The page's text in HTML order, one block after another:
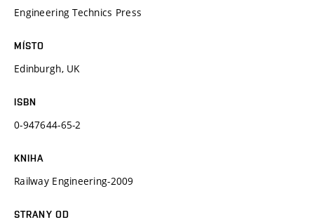
Engineering Technics Press
MÍSTO
Edinburgh, UK
ISBN
0-947644-65-2
KNIHA
Railway Engineering-2009
STRANY OD